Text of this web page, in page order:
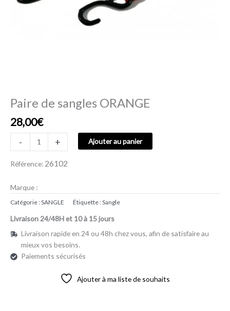
Paire de sangles ORANGE
28,00€
- + Ajouter au panier
Référence: 26102
Marque :
Catégorie :SANGLE Étiquette :Sangle
Livraison 24/48H et 10 à 15 jours
Livraison rapide en 24 ou 48h chez vous, afin de satisfaire au
mieux vos besoins.
Paiements sécurisés
Ajouter à ma liste de souhaits